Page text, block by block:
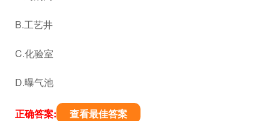
B.工艺井
C.化验室
D.曝气池
正确答案: 查看最佳答案